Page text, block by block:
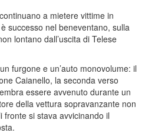
a mietere vittime in
successo nel beneventano, sulla
lontano dall’uscita di Telese
furgone e un’auto monovolume: il
Caianello, la seconda verso
essere avvenuto durante un
della vettura sopravanzante non
fronte si stava avvicinando il